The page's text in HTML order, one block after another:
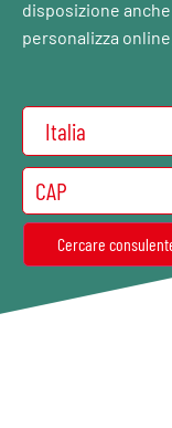
disposizione
personalizza online.